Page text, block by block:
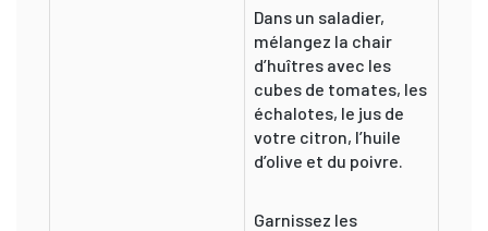
Dans un saladier,
mélangez la chair
d’huîtres avec les
cubes de tomates, les
échalotes, le jus de
votre citron, l’huile
d’olive et du poivre.
Garnissez les